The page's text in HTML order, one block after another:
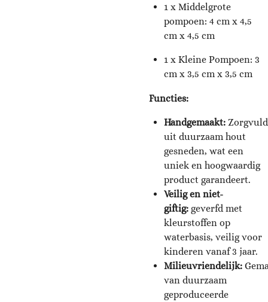
1 x Middelgrote
pompoen: 4 cm x 4,5
cm x 4,5 cm
1 x Kleine Pompoen: 3
cm x 3,5 cm x 3,5 cm
Functies:
Handgemaakt:Z
uit duurzaam hout
gesneden, wat een
uniek en hoogwaardig
product garandeert.
Veilig en niet-
giftig: geverfd met
kleurstoffen op
waterbasis, veilig voor
kinderen vanaf 3 jaar.
Milieuvriendelijk:
van duurzaam
geproduceerde